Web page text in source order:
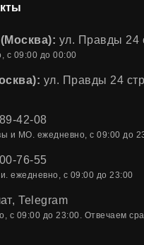
ул. Правды 24
с 09:00 до 00:00
ул. Правды 24
42-08
и МО. ежедневно, с 09:00 до
76-55
ежедневно, с 09:00 до 23:00
, Telegram
с 09:00 до 23:00. Отвечаем